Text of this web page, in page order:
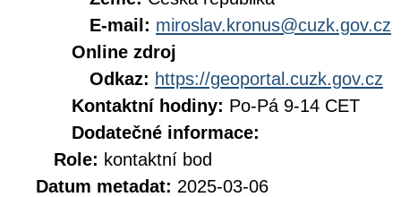
E-mail: miroslav.kronus@cuzk.gov.cz
Online zdroj
Odkaz: https://geoportal.cuzk.gov.cz
Kontaktní hodiny: Po-Pá 9-14 CET
Dodatečné informace:
Role: kontaktní bod
Datum metadat: 2025-03-06